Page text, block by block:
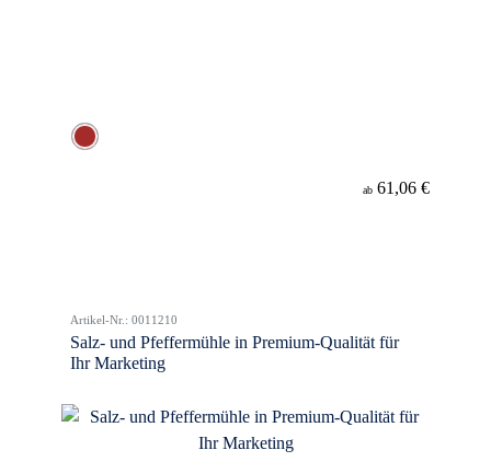
ab 61,06 €
Artikel-Nr.: 0011210
Salz- und Pfeffermühle in Premium-Qualität für
Ihr Marketing